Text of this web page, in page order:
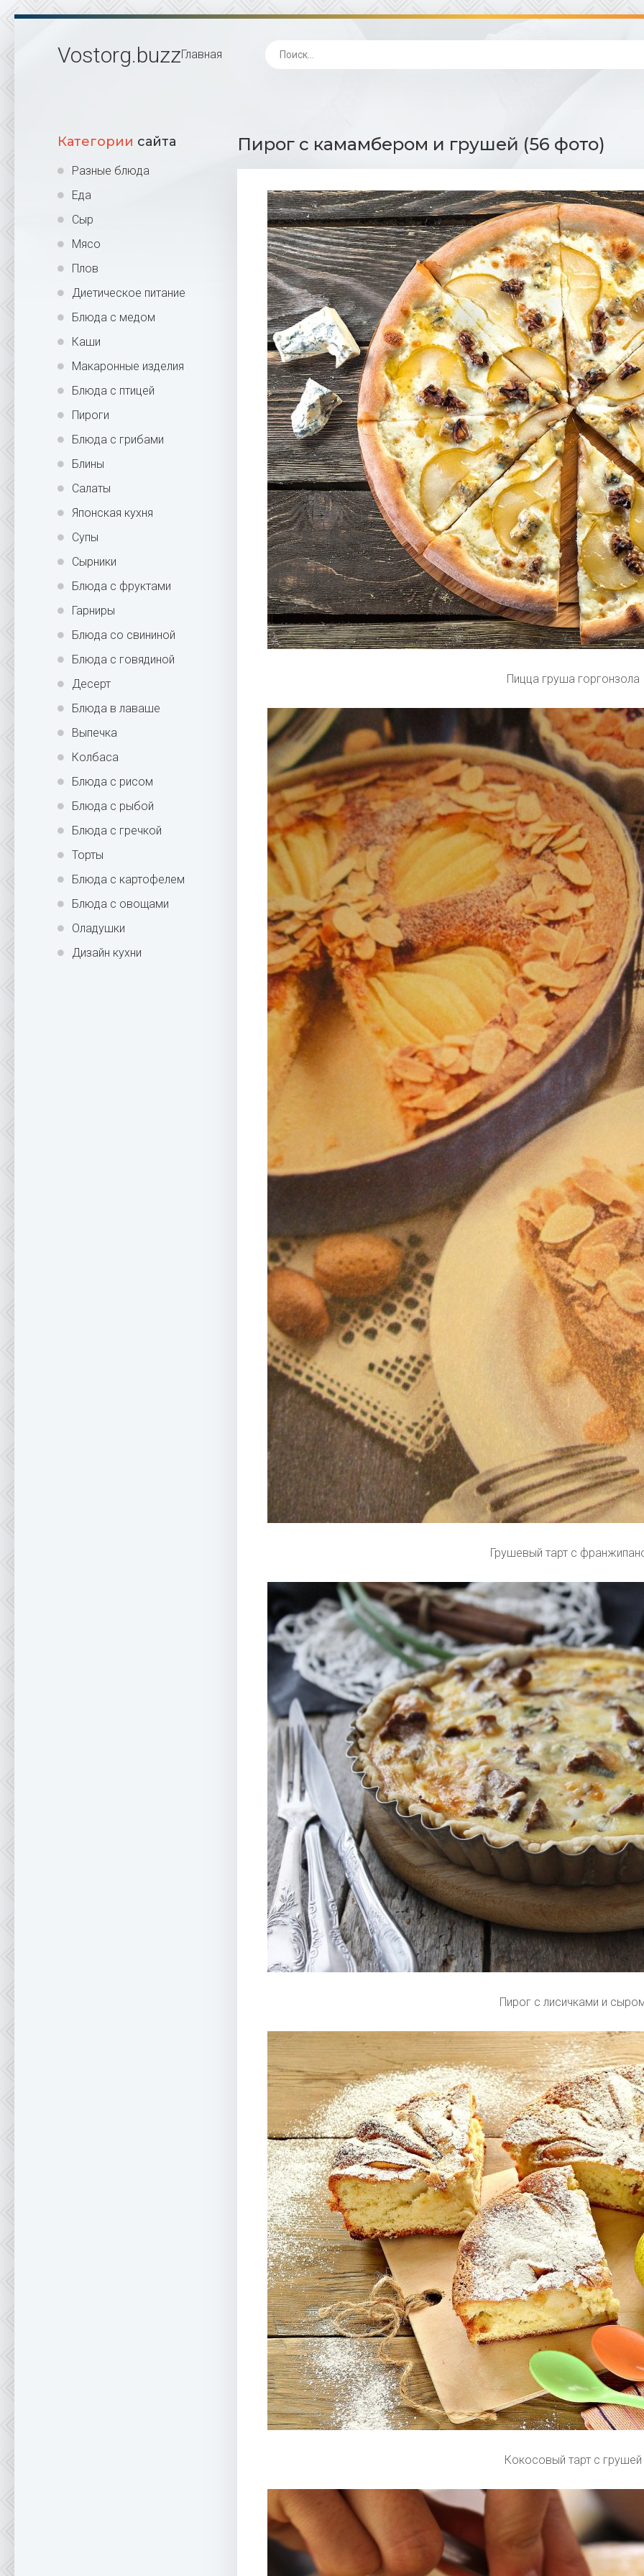
Vostorg.buzzГлавная
Категории сайта
Разные блюда
Еда
Сыр
Мясо
Плов
Диетическое питание
Блюда с медом
Каши
Макаронные изделия
Блюда с птицей
Пироги
Блюда с грибами
Блины
Салаты
Японская кухня
Супы
Сырники
Блюда с фруктами
Гарниры
Блюда со свининой
Блюда с говядиной
Десерт
Блюда в лаваше
Выпечка
Колбаса
Блюда с рисом
Блюда с рыбой
Блюда с гречкой
Торты
Блюда с картофелем
Блюда с овощами
Оладушки
Дизайн кухни
Пирог с камамбером и грушей (56 фото)
Пицца груша горгонзола
Грушевый тарт с
Пирог с лисичками и
Кокосовый тарт с грушей